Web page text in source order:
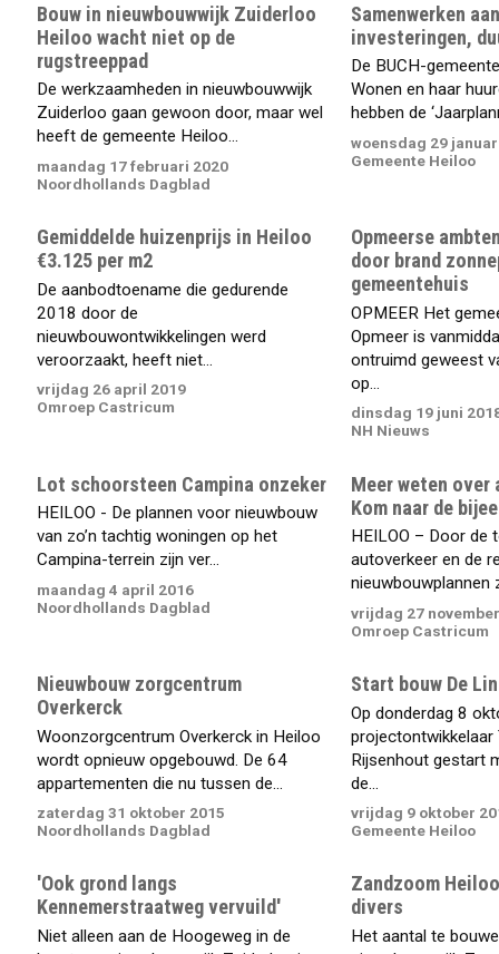
Bouw in nieuwbouwwijk Zuiderloo
Heiloo wacht niet op de
rugstreeppad
De werkzaamheden in nieuwbouwwijk
Zuiderloo gaan gewoon door, maar wel
heeft de gemeente Heiloo...
maandag 17 februari 2020
Noordhollands Dagblad
Samenwerken
investeringen,
De BUCH-
Wonen en haar
hebben de
woensdag 29
Gemeente Heiloo
Gemiddelde huizenprijs in Heiloo
€3.125 per m2
De aanbodtoename die gedurende
2018 door de
nieuwbouwontwikkelingen werd
veroorzaakt, heeft niet...
vrijdag 26 april 2019
Omroep Castricum
Opmeerse
door brand
gemeentehuis
OPMEER Het
Opmeer is
ontruimd geweest
op...
dinsdag 19 juni
NH Nieuws
Lot schoorsteen Campina onzeker
HEILOO - De plannen voor nieuwbouw
van zo’n tachtig woningen op het
Campina-terrein zijn ver...
maandag 4 april 2016
Noordhollands Dagblad
Meer weten
Kom naar de
HEILOO – Door de
autoverkeer en de
nieuwbouwplannen
vrijdag 27
Omroep Castricum
Nieuwbouw zorgcentrum
Overkerck
Woonzorgcentrum Overkerck in Heiloo
wordt opnieuw opgebouwd. De 64
appartementen die nu tussen de...
zaterdag 31 oktober 2015
Noordhollands Dagblad
Start bouw De
Op donderdag 8
projectontwikkelaar
Rijsenhout gestart
de...
vrijdag 9 oktober
Gemeente Heiloo
'Ook grond langs
Kennemerstraatweg vervuild'
Niet alleen aan de Hoogeweg in de
Zandzoom
divers
Het aantal te